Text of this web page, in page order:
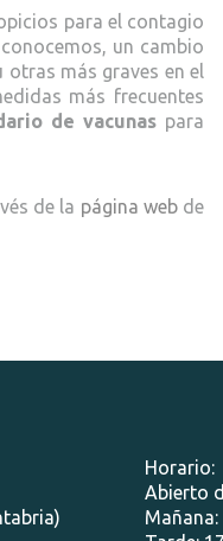
para el contagio
un cambio
más graves en el
más frecuentes
de vacunas para
de la página webde
Horario:
Abierto
Mañana: